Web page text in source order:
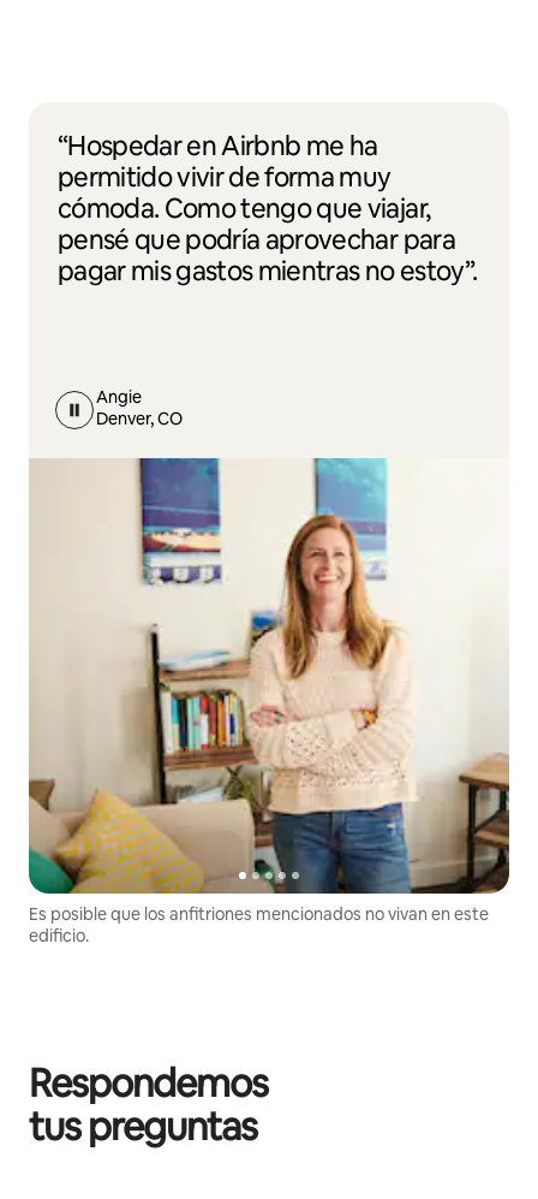
“Hospedar en Airbnb me ha
permitido vivir de forma muy
cómoda. Como tengo que viajar,
pensé que podría aprovechar para
pagar mis gastos mientras no estoy”.
Angie
Denver, CO
Es posible que los anfitriones mencionados no vivan en este
edificio.
Respondemos
tus preguntas